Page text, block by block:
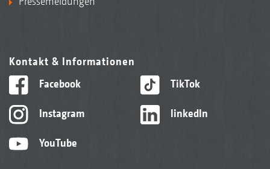
Kontakt & Informationen
Facebook
Instagram
YouTube
TikTok
linkedIn